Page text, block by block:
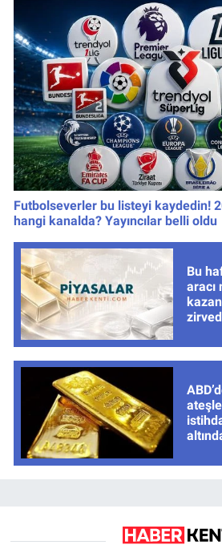
Futbolseverler bu listeyi kaydedin!
hangi kanalda? Yayıncılar belli oldu
Bu
aracı